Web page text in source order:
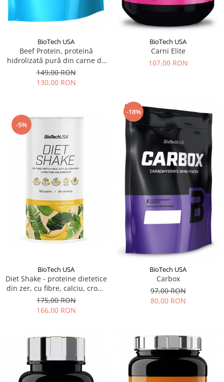
BioTech USA
Beef Protein, proteină
hidrolizată pură din carne de
vită, fără creatină
149,00 RON
130,00 RON
BioTech USA
Carni Elite
107,00 RON
-5%
BioTech USA
Diet Shake - proteine dietetice
din zer, cu fibre, calciu, crom,
l-carnitină, extracte naturale
și bromelaină
175,00 RON
166,00 RON
-18%
BioTech USA
Carbox
97,00 RON
80,00 RON